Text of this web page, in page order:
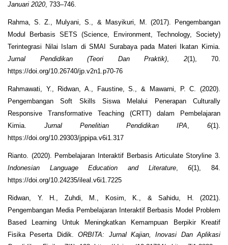
Januari 2020, 733–746.
Rahma, S. Z., Mulyani, S., & Masyikuri, M. (2017). Pengembangan
Modul Berbasis SETS (Science, Environment, Technology, Society)
Terintegrasi Nilai Islam di SMAI Surabaya pada Materi Ikatan Kimia.
Jurnal Pendidikan (Teori Dan Praktik), 2(1), 70.
https://doi.org/10.26740/jp.v2n1.p70-76
Rahmawati, Y., Ridwan, A., Faustine, S., & Mawarni, P. C. (2020).
Pengembangan Soft Skills Siswa Melalui Penerapan Culturally
Responsive Transformative Teaching (CRTT) dalam Pembelajaran
Kimia. Jurnal Penelitian Pendidikan IPA,6(1).
https://doi.org/10.29303/jppipa.v6i1.317
Rianto. (2020). Pembelajaran Interaktif Berbasis Articulate Storyline 3.
Indonesian Language Education and Literature,6(1), 84.
https://doi.org/10.24235/ileal.v6i1.7225
Ridwan, Y. H., Zuhdi, M., Kosim, K., & Sahidu, H. (2021).
Pengembangan Media Pembelajaran Interaktif Berbasis Model Problem
Based Learning Untuk Meningkatkan Kemampuan Berpikir Kreatif
Fisika Peserta Didik.ORBITA: Jurnal Kajian, Inovasi Dan Aplikasi